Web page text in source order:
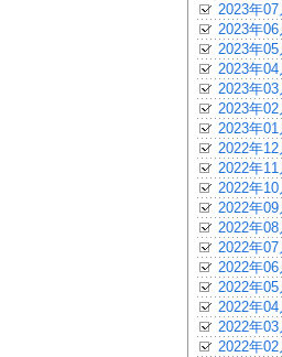
2023年07
2023年06
2023年05
2023年04
2023年03
2023年02
2023年01
2022年12
2022年11
2022年10
2022年09
2022年08
2022年07
2022年06
2022年05
2022年04
2022年03
2022年02